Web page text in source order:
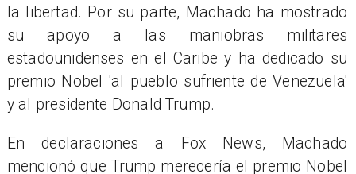
la libertad. Por su parte, Machado ha mostrado
su apoyo a las maniobras militares
estadounidenses en el Caribe y ha dedicado su
premio Nobel 'al pueblo sufriente de Venezuela'
y al presidente Donald Trump.
En declaraciones a Fox News, Machado
mencionó que Trump merecería el premio Nobel